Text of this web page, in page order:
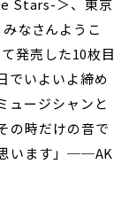
Stars-＞、東京
なさんようこ
発売した10枚目
でいよいよ締め
ュージシャンと
の時だけの音で
います」──AK